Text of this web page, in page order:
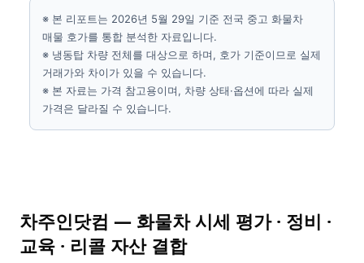
※ 본 리포트는 2026년 5월 29일 기준 전국 중고 화물차
매물 호가를 통합 분석한 자료입니다.
※ 냉동탑 차량 전체를 대상으로 하며, 호가 기준이므로 실제
거래가와 차이가 있을 수 있습니다.
※ 본 자료는 가격 참고용이며, 차량 상태·옵션에 따라 실제
가격은 달라질 수 있습니다.
차주인닷컴 — 화물차 시세 평가 · 정비 ·
교육 · 리콜 자산 결합